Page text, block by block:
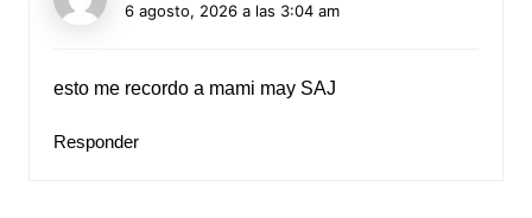
6 agosto, 2026 a las 3:04 am
esto me recordo a mami may SAJ
Responder